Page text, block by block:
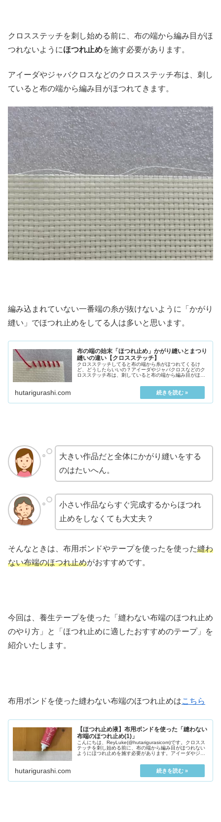
クロスステッチを刺し始める前に、布の端から編み目がほ
つれないようにほつれ止めを施す必要があります。
アイーダやジャバクロスなどのクロスステッチ布は、刺し
ていると布の端から編み目がほつれてきます。
編み込まれていない一番端の糸が抜けないように「かがり
縫い」でほつれ止めをしてる人は多いと思います。
布の端の始末「ほつれ止め」かがり縫いとまつり
縫いの違い【クロスステッチ】
クロスステッチしてると布の端から糸がほつれてくるけ
ど、どうしたらいいの？アイーダやジャバクロスなどのク
ロスステッチ布は、刺していると布の端から編み目がほつ
hutarigurashi.com
大きい作品だと全体にかがり縫いをする
のはたいへん。
小さい作品ならすぐ完成するからほつれ
止めをしなくても大丈夫？
そんなときは、布用ボンドやテープを使ったを使った縫わ
ない布端のほつれ止めがおすすめです。
今回は、養生テープを使った「縫わない布端のほつれ止め
のやり方」と「ほつれ止めに適したおすすめのテープ」を
紹介いたします。
布用ボンドを使った縫わない布端のほつれ止めはこちら
【ほつれ止め液】布用ボンドを使った「縫わない
布端のほつれ止め(1)」
こんにちは、ReyLuke(@hutarigurasicom)です。クロスス
テッチを刺し始める前に、布の端から編み目がほつれない
ようにほつれ止めを施す必要があります。アイーダやジャ
hutarigurashi.com